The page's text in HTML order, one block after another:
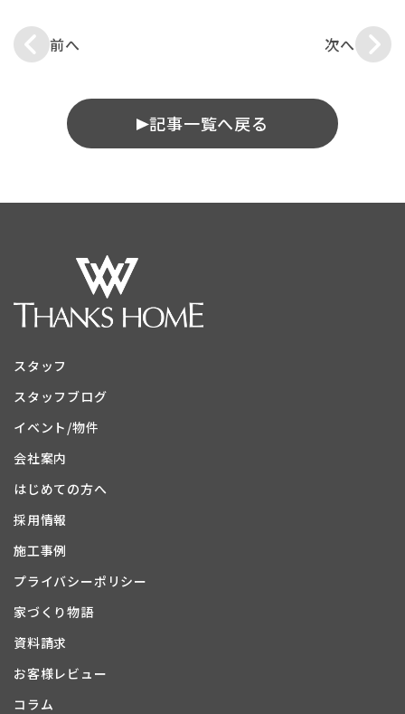
前へ 次へ
記事一覧へ戻る
スタッフ
スタッフブログ
イベント/物件
会社案内
はじめての方へ
採用情報
施工事例
プライバシーポリシー
家づくり物語
資料請求
お客様レビュー
コラム